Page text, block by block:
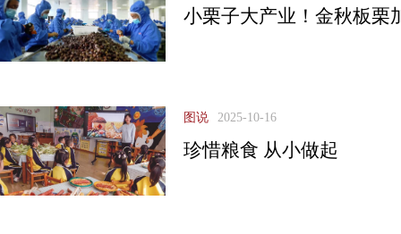
小栗子大产业！金秋板栗
图说 2025-10-16
珍惜粮食 从小做起